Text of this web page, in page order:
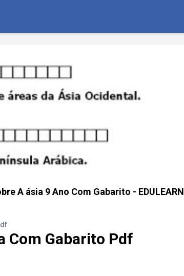
A ásia 9 Ano Com Gabarito - EDULEARN
Com Gabarito Pdf